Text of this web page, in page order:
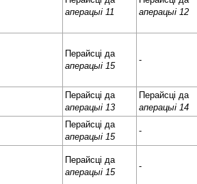
аперацыі 11
аперацыі 12
Перайсці да
аперацыі 15
-
Перайсці да
аперацыі 13
Перайсці да
аперацыі 14
Перайсці да
аперацыі 15
-
Перайсці да
аперацыі 15
-